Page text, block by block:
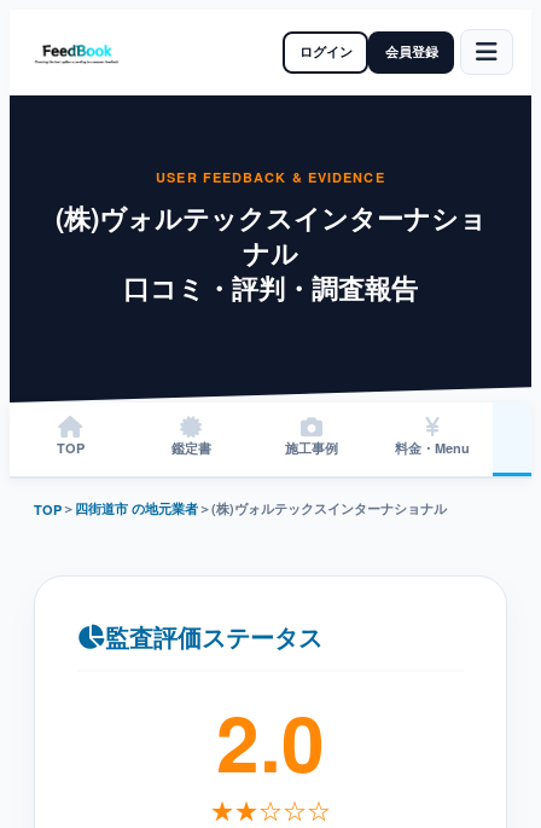
ログイン 会員登録
USER FEEDBACK & EVIDENCE
(株)ヴォルテックスインターナショ
ナル
口コミ・評判・調査報告
TOP 鑑定書 施工事例 料金・Menu
TOP＞ 四街道市 の地元業者＞(株)ヴォルテックスインターナショナル
監査評価ステータス
2.0
★★☆☆☆